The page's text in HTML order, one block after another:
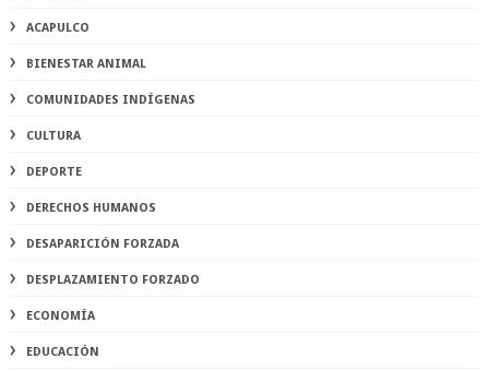
ACAPULCO
BIENESTAR ANIMAL
COMUNIDADES INDÍGENAS
CULTURA
DEPORTE
DERECHOS HUMANOS
DESAPARICIÓN FORZADA
DESPLAZAMIENTO FORZADO
ECONOMÍA
EDUCACIÓN